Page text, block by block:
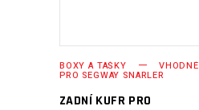
BOXY A TAŠKY VHODNÉ
PRO SEGWAY SNARLER
ZADNÍ KUFR PRO